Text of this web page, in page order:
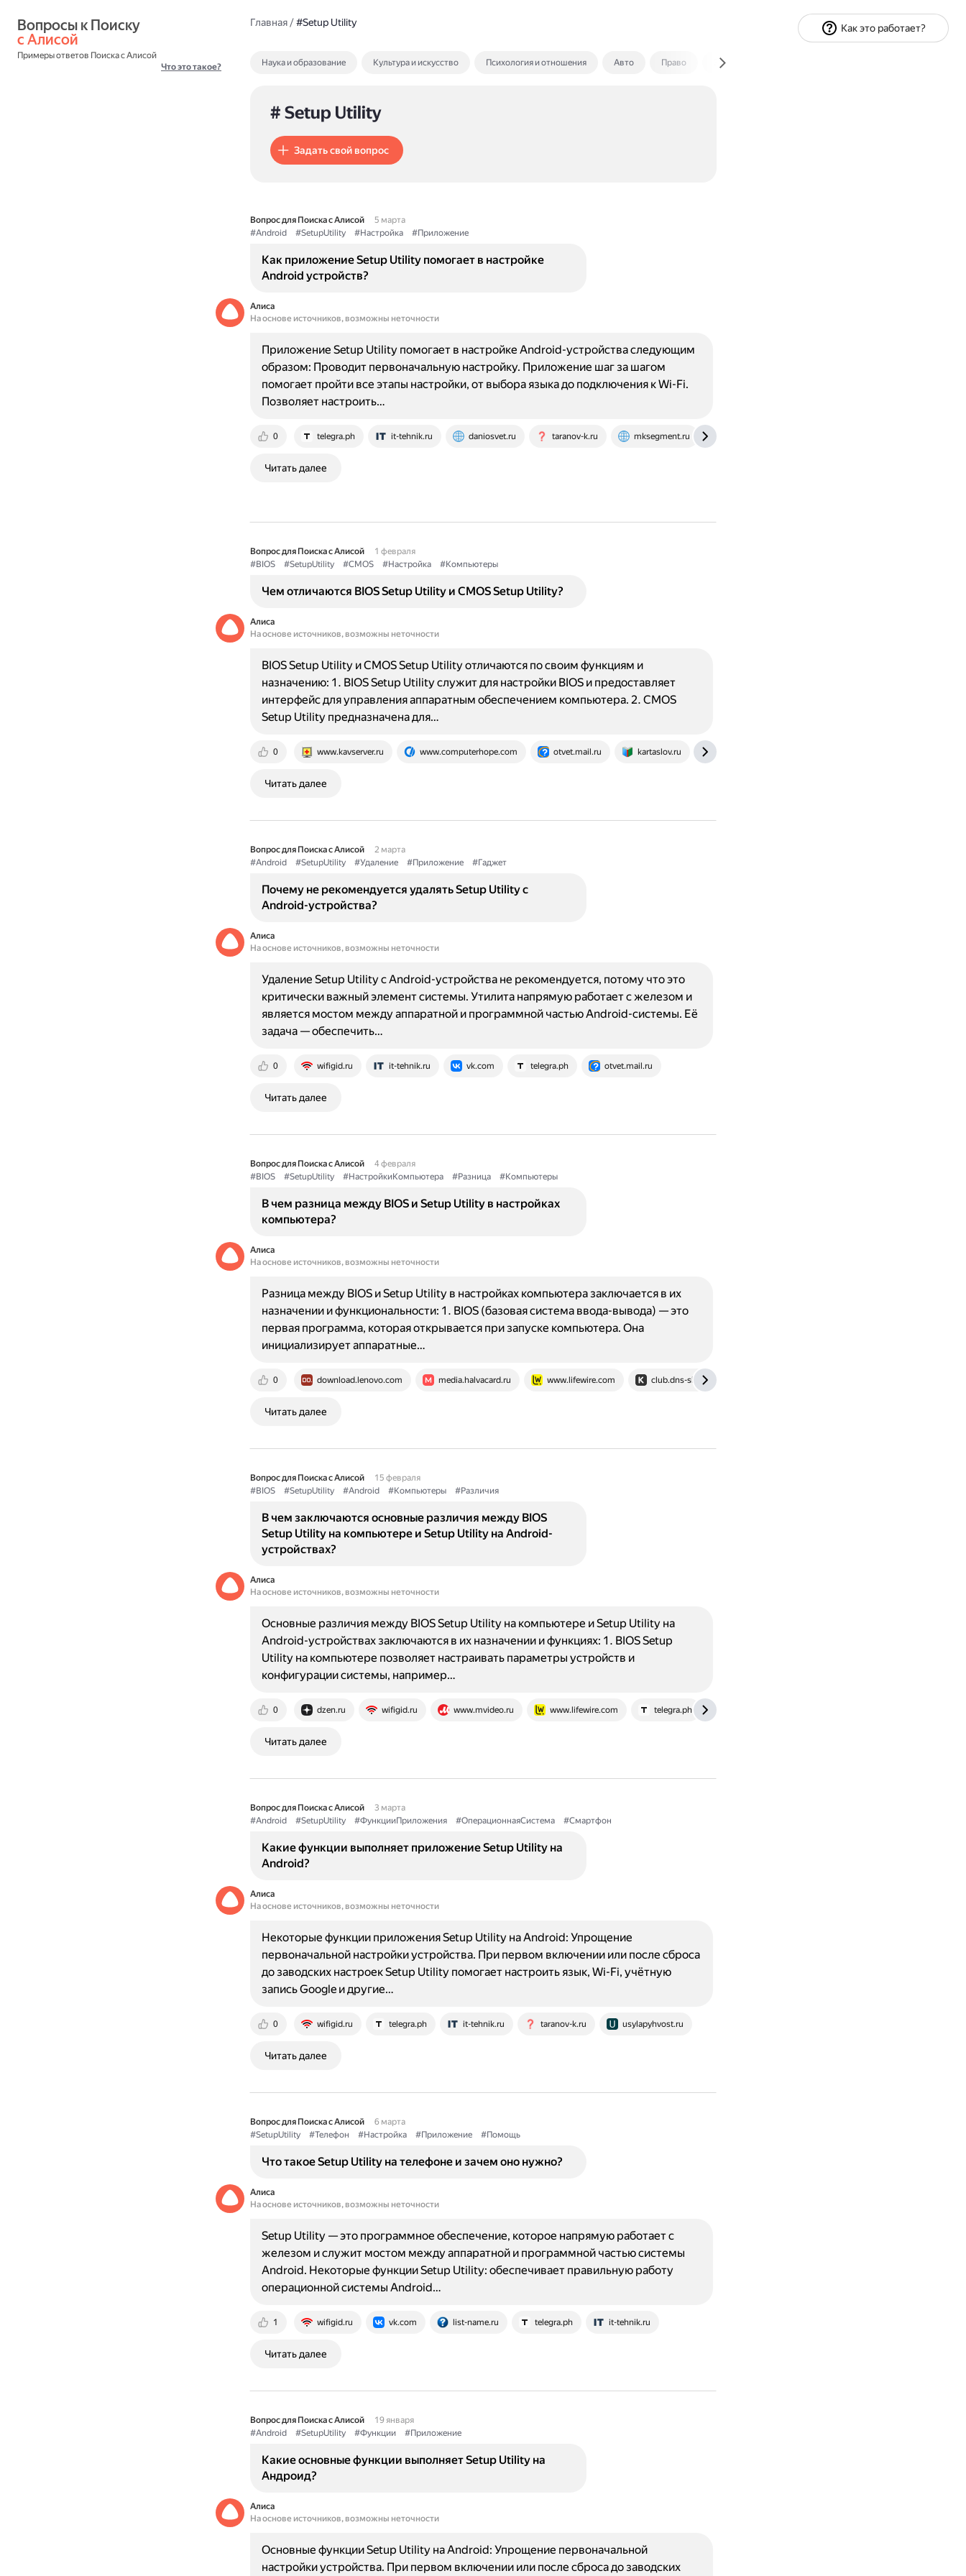
с Алисой
Примеры ответов Поиска с Алисой
Что это такое?
Главная/#Setup Utility
Наука и образование Культура и искусство Психология и отношения Авто Право Экономика и финансы
# Setup Utility
Задать свой вопрос
Вопрос для Поиска с Алисой
5 марта
#Android
#SetupUtility #Настройка #Приложение
Как приложение Setup Utility помогает в настройке
Android устройств?
Алиса
На основе источников, возможны неточности
0 telegra.ph it-tehnik.ru daniosvet.ru taranov-k.ru mksegment.ru
Приложение Setup Utility помогает в настройке Android-устройства следующим
образом: Проводит первоначальную настройку. Приложение шаг за шагом
помогает пройти все этапы настройки, от выбора языка до подключения к Wi-Fi.
Позволяет настроить…
Читать далее
Вопрос для Поиска с Алисой
1 февраля
#BIOS
#SetupUtility #CMOS #Настройка #Компьютеры
Чем отличаются BIOS Setup Utility и CMOS Setup Utility?
Алиса
На основе источников, возможны неточности
0 www.kavserver.ru www.computerhope.com otvet.mail.ru kartaslov.ru
BIOS Setup Utility и CMOS Setup Utility отличаются по своим функциям и
назначению: 1. BIOS Setup Utility служит для настройки BIOS и предоставляет
интерфейс для управления аппаратным обеспечением компьютера. 2. CMOS
Setup Utility предназначена для…
Читать далее
Вопрос для Поиска с Алисой
2 марта
#Android
#SetupUtility #Удаление #Приложение #Гаджет
Почему не рекомендуется удалять Setup Utility с
Android-устройства?
Алиса
На основе источников, возможны неточности
0 wifigid.ru it-tehnik.ru vk.com telegra.ph otvet.mail.ru
Удаление Setup Utility с Android-устройства не рекомендуется, потому что это
критически важный элемент системы. Утилита напрямую работает с железом и
является мостом между аппаратной и программной частью Android-системы. Её
задача — обеспечить…
Читать далее
Вопрос для Поиска с Алисой
4 февраля
#BIOS
#SetupUtility #НастройкиКомпьютера #Разница #Компьютеры
В чем разница между BIOS и Setup Utility в настройках
компьютера?
Алиса
На основе источников, возможны неточности
0 download.lenovo.com media.halvacard.ru www.lifewire.com club.dns-shop.ru
Разница между BIOS и Setup Utility в настройках компьютера заключается в их
назначении и функциональности: 1. BIOS (базовая система ввода-вывода) — это
первая программа, которая открывается при запуске компьютера. Она
инициализирует аппаратные…
Читать далее
Вопрос для Поиска с Алисой
15 февраля
#BIOS
#SetupUtility #Android #Компьютеры #Различия
В чем заключаются основные различия между BIOS
Setup Utility на компьютере и Setup Utility на Android-
устройствах?
Алиса
На основе источников, возможны неточности
0 dzen.ru wifigid.ru www.mvideo.ru www.lifewire.com telegra.ph
Основные различия между BIOS Setup Utility на компьютере и Setup Utility на
Android-устройствах заключаются в их назначении и функциях: 1. BIOS Setup
Utility на компьютере позволяет настраивать параметры устройств и
конфигурации системы, например…
Читать далее
Вопрос для Поиска с Алисой
3 марта
#Android
#SetupUtility #ФункцииПриложения #ОперационнаяСистема #Смартфон
Какие функции выполняет приложение Setup Utility на
Android?
Алиса
На основе источников, возможны неточности
0 wifigid.ru telegra.ph it-tehnik.ru taranov-k.ru usylapyhvost.ru
Некоторые функции приложения Setup Utility на Android: Упрощение
первоначальной настройки устройства. При первом включении или после сброса
до заводских настроек Setup Utility помогает настроить язык, Wi-Fi, учётную
запись Google и другие…
Читать далее
Вопрос для Поиска с Алисой
6 марта
#SetupUtility
#Телефон #Настройка #Приложение #Помощь
Что такое Setup Utility на телефоне и зачем оно нужно?
Алиса
На основе источников, возможны неточности
1 wifigid.ru vk.com list-name.ru telegra.ph it-tehnik.ru
Setup Utility — это программное обеспечение, которое напрямую работает с
железом и служит мостом между аппаратной и программной частью системы
Android. Некоторые функции Setup Utility: обеспечивает правильную работу
операционной системы Android…
Читать далее
Вопрос для Поиска с Алисой
19 января
#Android
#SetupUtility #Функции #Приложение
Какие основные функции выполняет Setup Utility на
Андроид?
Алиса
На основе источников, возможны неточности
Основные функции Setup Utility на Android: Упрощение первоначальной
настройки устройства. При первом включении или после сброса до заводских
Как это работает?